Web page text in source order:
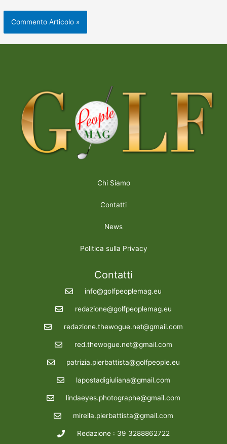
Chi Siamo
Contatti
News
Politica sulla Privacy
Contatti
info@golfpeoplemag.eu
redazione@golfpeoplemag.eu
redazione.thewogue.net@gmail.com
red.thewogue.net@gmail.com
patrizia.pierbattista@golfpeople.eu
lapostadigiuliana@gmail.com
lindaeyes.photographe@gmail.com
mirella.pierbattista@gmail.com
Redazione : 39 3288862722